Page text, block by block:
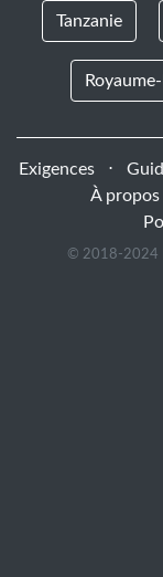
Tanzanie
Exigences ⋅
À propos
© 2018-2024